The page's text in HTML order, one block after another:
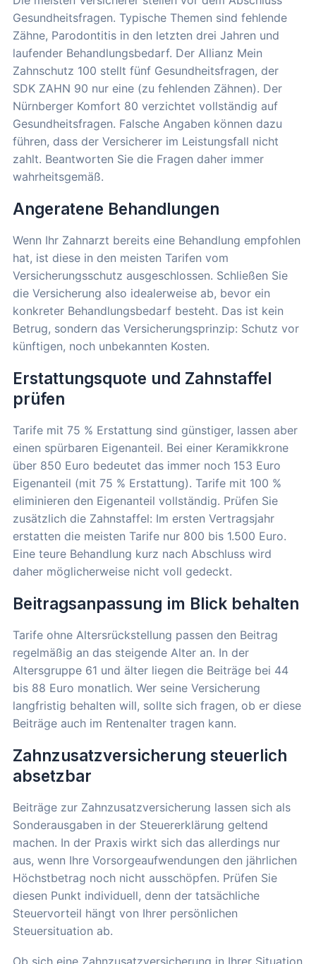
Gesundheitsfragen. Typische Themen sind fehlende
Zähne, Parodontitis in den letzten drei Jahren und
laufender Behandlungsbedarf. Der Allianz Mein
Zahnschutz 100 stellt fünf Gesundheitsfragen, der
SDK ZAHN 90 nur eine (zu fehlenden Zähnen). Der
Nürnberger Komfort 80 verzichtet vollständig auf
Gesundheitsfragen. Falsche Angaben können dazu
führen, dass der Versicherer im Leistungsfall nicht
zahlt. Beantworten Sie die Fragen daher immer
wahrheitsgemäß.
Angeratene Behandlungen
Wenn Ihr Zahnarzt bereits eine Behandlung empfohlen
hat, ist diese in den meisten Tarifen vom
Versicherungsschutz ausgeschlossen. Schließen Sie
die Versicherung also idealerweise ab, bevor ein
konkreter Behandlungsbedarf besteht. Das ist kein
Betrug, sondern das Versicherungsprinzip: Schutz vor
künftigen, noch unbekannten Kosten.
Erstattungsquote und Zahnstaffel
prüfen
Tarife mit 75 % Erstattung sind günstiger, lassen aber
einen spürbaren Eigenanteil. Bei einer Keramikkrone
über 850 Euro bedeutet das immer noch 153 Euro
Eigenanteil (mit 75 % Erstattung). Tarife mit 100 %
eliminieren den Eigenanteil vollständig. Prüfen Sie
zusätzlich die Zahnstaffel: Im ersten Vertragsjahr
erstatten die meisten Tarife nur 800 bis 1.500 Euro.
Eine teure Behandlung kurz nach Abschluss wird
daher möglicherweise nicht voll gedeckt.
Beitragsanpassung im Blick behalten
Tarife ohne Altersrückstellung passen den Beitrag
regelmäßig an das steigende Alter an. In der
Altersgruppe 61 und älter liegen die Beiträge bei 44
bis 88 Euro monatlich. Wer seine Versicherung
langfristig behalten will, sollte sich fragen, ob er diese
Beiträge auch im Rentenalter tragen kann.
Zahnzusatzversicherung steuerlich
absetzbar
Beiträge zur Zahnzusatzversicherung lassen sich als
Sonderausgaben in der Steuererklärung geltend
machen. In der Praxis wirkt sich das allerdings nur
aus, wenn Ihre Vorsorgeaufwendungen den jährlichen
Höchstbetrag noch nicht ausschöpfen. Prüfen Sie
diesen Punkt individuell, denn der tatsächliche
Steuervorteil hängt von Ihrer persönlichen
Steuersituation ab.
Ob sich eine Zahnzusatzversicherung in Ihrer Situation